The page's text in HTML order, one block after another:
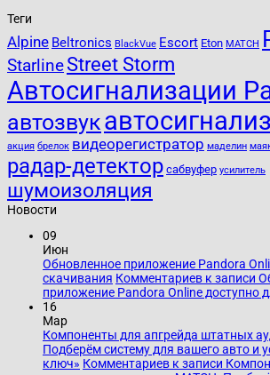
Теги
Alpine Beltronics BlackVue Escort Eton MATCH
StarlineStreet Storm
Автосигнализации
автозвук
акция брелок видеорегистратор маделин
радар-детектор сабвуфер усилитель
шумоизоляция
Новости
09
Июн
Обновленное приложение Pandora
скачивания Комментариев к записи
приложение Pandora Online доступно
16
Мар
Компоненты для апгрейда штатных
Подберём систему для вашего авто и
ключ» Комментариев к записи